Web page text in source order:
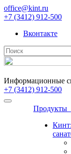
office@kint.ru
+7 (3412) 912-500
Вконтакте
Информационные
+7 (3412) 912-500
Продукты